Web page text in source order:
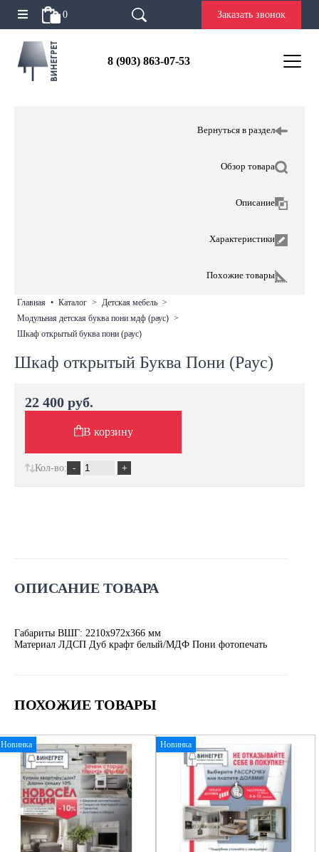
0 Заказать звонок
8 (903) 863-07-53
Вернуться в раздел
Обзор товара
Описание
Характеристики
Похожие товары
главная • каталог > детская мебель >
модульная детская буква пони мдф (раус) >
шкаф открытый буква пони (раус)
Шкаф открытый Буква Пони (Раус)
ОПИСАНИЕ ТОВАРА
Габариты ВШГ: 2210х972х366 мм
Материал ЛДСП Дуб крафт белый/МДФ Пони фотопечать
ПОХОЖИЕ ТОВАРЫ
Новинка Новинка
22 400 руб.
В корзину
Кол-во: